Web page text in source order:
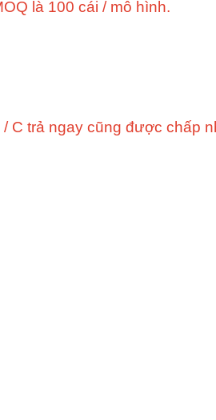
là 100 cái / mô hình.
C trả ngay cũng được chấp